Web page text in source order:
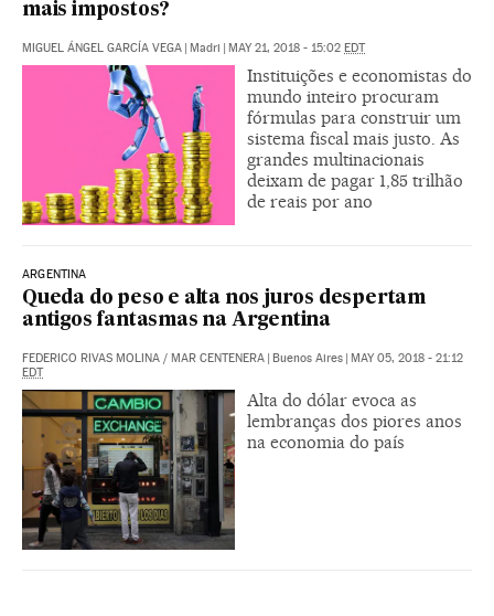
mais impostos?
MIGUEL ÁNGEL GARCÍA VEGA | Madri | MAY 21, 2018 - 15:02 EDT
Instituições e economistas do
mundo inteiro procuram
fórmulas para construir um
sistema fiscal mais justo. As
grandes multinacionais
deixam de pagar 1,85 trilhão
de reais por ano
ARGENTINA
Queda do peso e alta nos juros despertam
antigos fantasmas na Argentina
FEDERICO RIVAS MOLINA / MAR CENTENERA | Buenos Aires | MAY 05, 2018 - 21:12
EDT
Alta do dólar evoca as
lembranças dos piores anos
na economia do país